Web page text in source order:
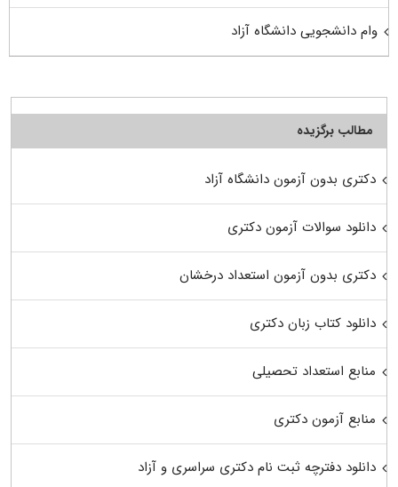
وام دانشجویی دانشگاه آزاد
مطالب برگزیده
دکتری بدون آزمون دانشگاه آزاد
دانلود سوالات آزمون دکتری
دکتری بدون آزمون استعداد درخشان
دانلود کتاب زبان دکتری
منابع استعداد تحصیلی
منابع آزمون دکتری
دانلود دفترچه ثبت نام دکتری سراسری و آزاد